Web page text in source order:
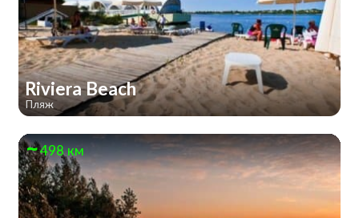
Riviera Beach
Пляж
498 км